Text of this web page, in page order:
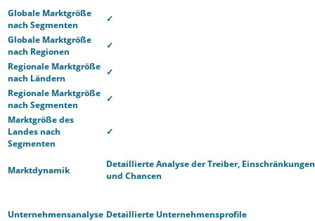
Globale Marktgröße
nach Segmenten
✓
Globale Marktgröße
nach Regionen
✓
Regionale Marktgröße
nach Ländern
✓
Regionale Marktgröße
nach Segmenten
✓
Marktgröße des
Landes nach
Segmenten
✓
Marktdynamik
Detaillierte Analyse der Treiber, Einschränkungen
und Chancen
Unternehmensanalyse Detaillierte Unternehmensprofile